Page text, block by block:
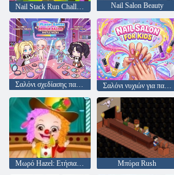
Nail Salon Beauty
Σαλόνι σχεδίασης παιχνιδιών 2 παικτών Σαλόνι νυχιών για παιδιά
Μωρό Hazel: Ετήσια μέρα στο σχολείο Μπύρα Rush